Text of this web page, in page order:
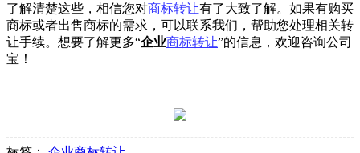
了解清楚这些，相信您对商标转让有了大致了解。如果有购买
商标或者出售商标的需求，可以联系我们，帮助您处理相关转
让手续。想要了解更多“企业商标转让”的信息，欢迎咨询公司
宝！